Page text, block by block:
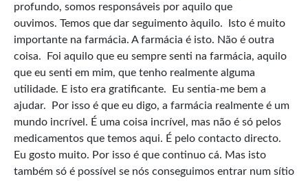
profundo, somos responsáveis por aquilo que
ouvimos. Temos que dar seguimento àquilo. Isto é muito
importante na farmácia. A farmácia é isto. Não é outra
coisa. Foi aquilo que eu sempre senti na farmácia, aquilo
que eu senti em mim, que tenho realmente alguma
utilidade. E isto era gratificante. Eu sentia-me bem a
ajudar. Por isso é que eu digo, a farmácia realmente é um
mundo incrível. É uma coisa incrível, mas não é só pelos
medicamentos que temos aqui. É pelo contacto directo.
Eu gosto muito. Por isso é que continuo cá. Mas isto
também só é possível se nós conseguimos entrar num sítio